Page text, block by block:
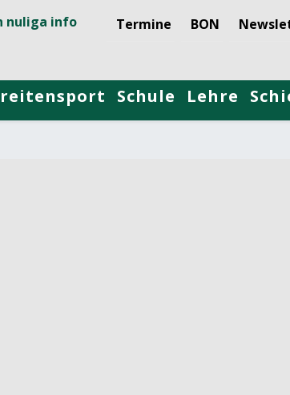
Termine BON
Schule Lehre